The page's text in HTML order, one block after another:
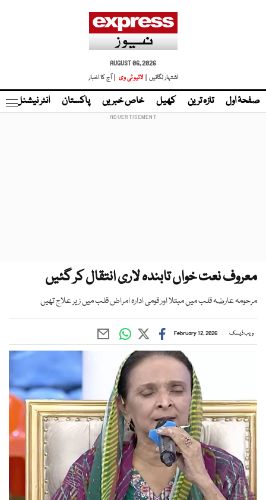
AUGUST 06, 2026
اشتہار لگائیں |
لائیو ٹی وی | آج کا اخبار
صفحۂ اول تازہ ترین کھیل خاص خبریں پاکستان انٹر نیشنل
معروف نعت خواں تابندہ لاری انتقال کر گئیں
مرحومہ عارضہ قلب میں مبتلا اور قومی ادارہ امراض قلب میں زیر علاج تھیں
ویب ڈیسک February 12, 2026